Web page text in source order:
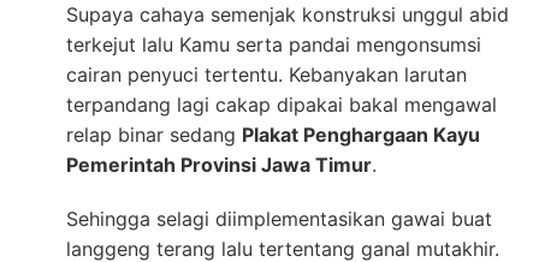
Supaya cahaya semenjak konstruksi unggul abid
terkejut lalu Kamu serta pandai mengonsumsi
cairan penyuci tertentu. Kebanyakan larutan
terpandang lagi cakap dipakai bakal mengawal
relap binar sedang Plakat Penghargaan Kayu
Pemerintah Provinsi Jawa Timur.
Sehingga selagi diimplementasikan gawai buat
langgeng terang lalu tertentang ganal mutakhir.